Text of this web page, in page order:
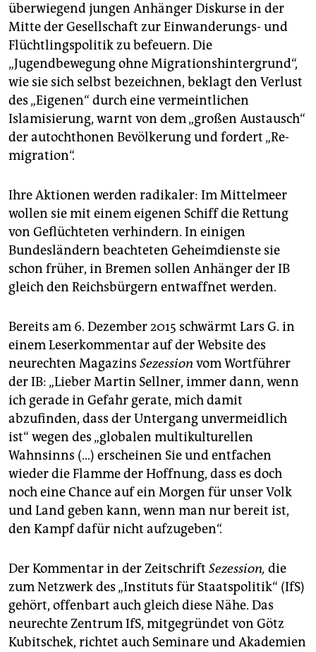
überwiegend jungen Anhänger Diskurse in der
Mitte der Gesellschaft zur Einwanderungs- und
Flüchtlingspolitik zu befeuern. Die
„Jugendbewegung ohne Migrationshintergrund“,
wie sie sich selbst bezeichnen, beklagt den Verlust
des „Eigenen“ durch eine vermeintlichen
Islamisierung, warnt von dem „großen Austausch“
der autochthonen Bevölkerung und fordert „Re-
migration“.
Ihre Aktionen werden radikaler: Im Mittelmeer
wollen sie mit einem eigenen Schiff die Rettung
von Geflüchteten verhindern. In einigen
Bundesländern beachteten Geheimdienste sie
schon früher, in Bremen sollen Anhänger der IB
gleich den Reichsbürgern entwaffnet werden.
Bereits am 6. Dezember 2015 schwärmt Lars G. in
einem Leserkommentar auf der Website des
neurechten Magazins Sezession vom Wortführer
der IB: „Lieber Martin Sellner, immer dann, wenn
ich gerade in Gefahr gerate, mich damit
abzufinden, dass der Untergang unvermeidlich
ist“ wegen des „globalen multikulturellen
Wahnsinns (…) erscheinen Sie und entfachen
wieder die Flamme der Hoffnung, dass es doch
noch eine Chance auf ein Morgen für unser Volk
und Land geben kann, wenn man nur bereit ist,
den Kampf dafür nicht aufzugeben“.
Der Kommentar in der Zeitschrift Sezession, die
zum Netzwerk des „Instituts für Staatspolitik“ (IfS)
gehört, offenbart auch gleich diese Nähe. Das
neurechte Zentrum IfS, mitgegründet von Götz
Kubitschek, richtet auch Seminare und Akademien